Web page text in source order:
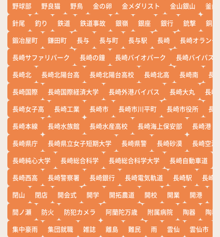
野球部
野良猫 野鳥 金の卵 金メダリスト 金山銀山
釜山
針尾
釣り 鉄道 鉄道事故 銀嶺 銀座 銀行 銃撃
銅座
鍛冶屋町
鎌田町 長与 長与町 長与駅 長崎
長崎オランダ
長崎サファリパーク
長崎の鐘 長崎バイオパーク
長崎バイパス
長崎北
長崎北陽台高 長崎北陽台高校 長崎北高 長崎南
長
長崎国際
長崎国際経済大学 長崎外港バイパス 長崎大丸
長崎
長崎女子高
長崎工業 長崎市 長崎市川平町 長崎市役所
長
長崎本線
長崎水族館 長崎水産高校 長崎海上保安部
長崎港
長崎県庁
長崎県立女子短期大学 長崎県警 長崎砂漠
長崎空港
長崎純心大学
長崎総合科学 長崎総合科学大学 長崎自動車道
長崎西高
長崎警察署 長崎銀行 長崎電気軌道 長崎駅
長崎
閉山
閉店 開会式 開学 開拓農道 開校 開業 開港
間ノ瀬
防火 防犯カメラ 阿蘭陀万歳 附属病院 陶器
陶器
集中豪雨
集団就職 雑誌 離島 難民 雨 雲仙 雲仙市